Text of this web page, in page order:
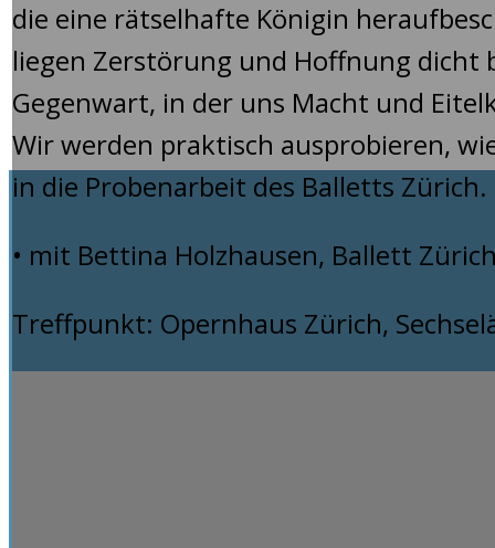
die eine rätselhafte Königin
liegen Zerstörung und Hoffnung dicht
Gegenwart, in der uns Macht und
Wir werden praktisch ausprobieren,
in die Probenarbeit des Balletts Zürich.
• mit Bettina Holzhausen, Ballett
Treffpunkt: Opernhaus Zürich,